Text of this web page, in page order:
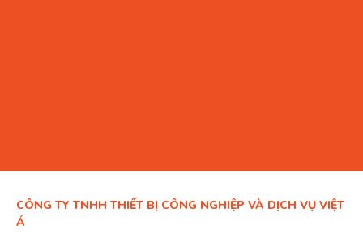
CÔNG TY TNHH THIẾT BỊ CÔNG NGHIỆP VÀ DỊCH VỤ VIỆT
Á